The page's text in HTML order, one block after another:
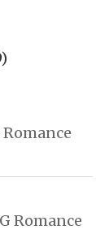
Romance
Romance